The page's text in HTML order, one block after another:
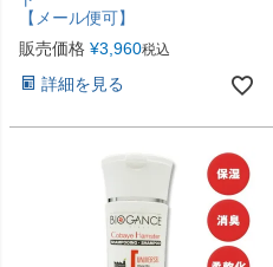
【メール便可】
販売価格 ¥3,960税込
詳細を見る